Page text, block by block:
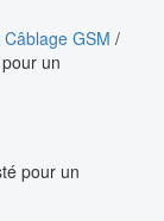
GSM /
un